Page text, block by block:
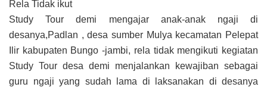
Rela Tidak ikut
Study Tour demi mengajar anak-anak ngaji di
desanya,Padlan , desa sumber Mulya kecamatan Pelepat
Ilir kabupaten Bungo -jambi, rela tidak mengikuti kegiatan
Study Tour desa demi menjalankan kewajiban sebagai
guru ngaji yang sudah lama di laksanakan di desanya